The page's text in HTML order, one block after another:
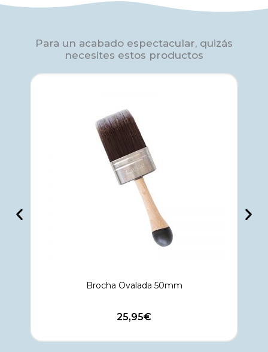
Para un acabado espectacular, quizás
necesites estos productos
Brocha Ovalada 50mm
25,95€